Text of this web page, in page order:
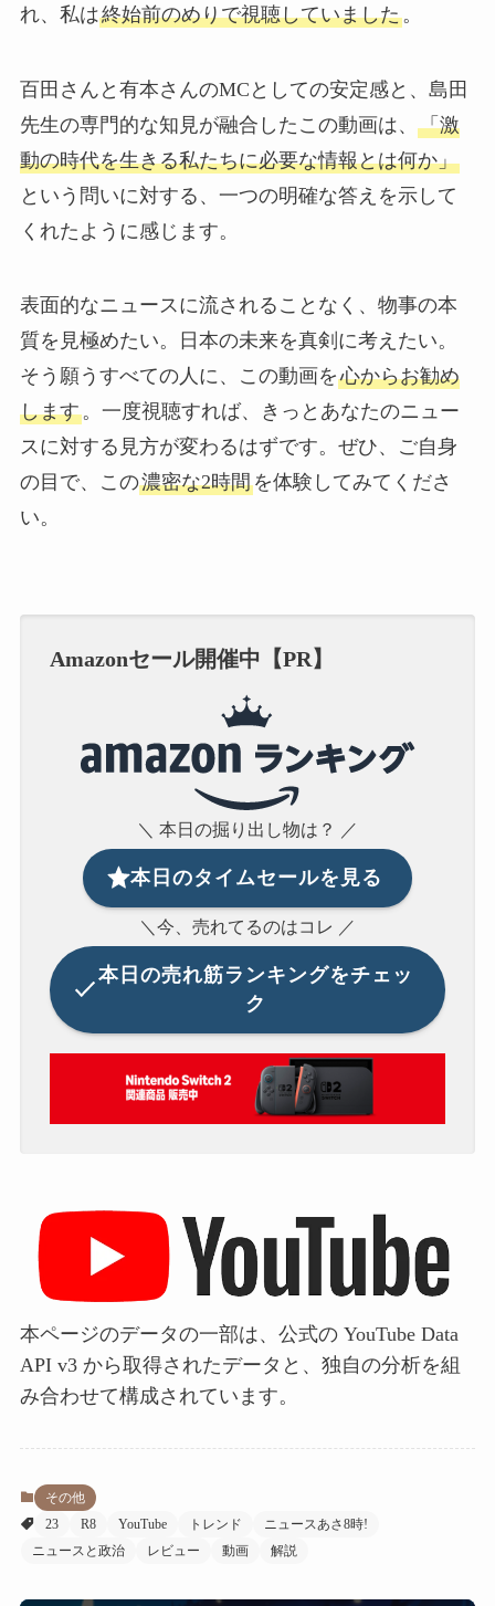
れ、私は終始前のめりで視聴していました。
百田さんと有本さんのMCとしての安定感と、島田
先生の専門的な知見が融合したこの動画は、 「激
動の時代を生きる私たちに必要な情報とは何か」
という問いに対する、一つの明確な答えを示して
くれたように感じます。
表面的なニュースに流されることなく、物事の本
質を見極めたい。日本の未来を真剣に考えたい。
そう願うすべての人に、この動画を心からお勧め
します。一度視聴すれば、きっとあなたのニュー
スに対する見方が変わるはずです。ぜひ、ご自身
の目で、この濃密な2時間を体験してみてくださ
い。
Amazonセール開催中【PR】
＼ 本日の掘り出し物は？ ／
本日のタイムセールを見る
＼今、売れてるのはコレ ／
本日の売れ筋ランキングをチェッ
ク
本ページのデータの一部は、公式の YouTube Data
API v3 から取得されたデータと、独自の分析を組
み合わせて構成されています。
その他
23
R8 YouTube トレンド
ニュースあさ8時!
ニュースと政治
レビュー 動画 解説